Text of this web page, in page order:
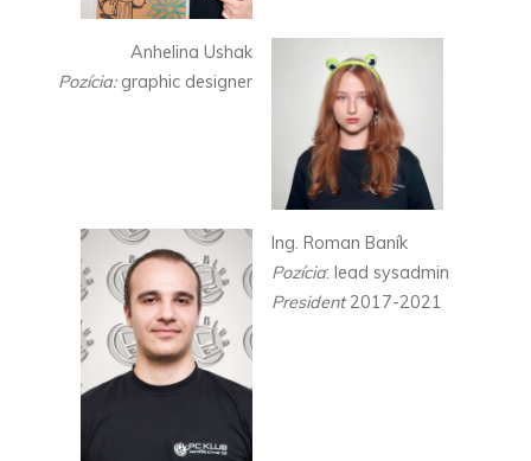
Anhelina Ushak
Pozícia: graphic designer
Ing. Roman Baník
Pozícia: lead sysadmin
President2017-2021